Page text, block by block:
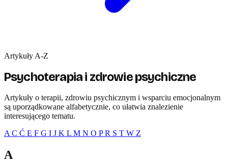
Artykuły A-Z
Psychoterapia i zdrowie psychiczne
Artykuły o terapii, zdrowiu psychicznym i wsparciu emocjonalnym
są uporządkowane alfabetycznie, co ułatwia znalezienie
interesującego tematu.
A C Ć E F G I J K L M N O PR S T W Z
A